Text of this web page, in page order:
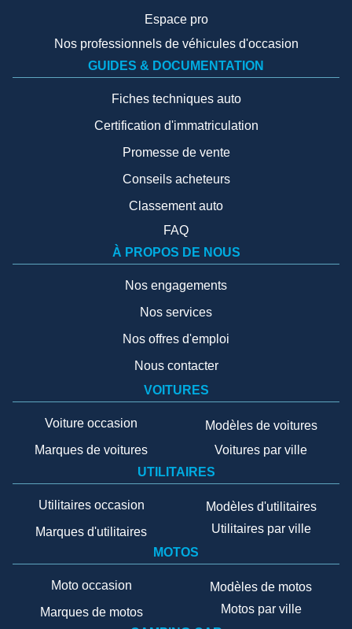
Espace pro
Nos professionnels de véhicules d'occasion
GUIDES & DOCUMENTATION
Fiches techniques auto
Certification d'immatriculation
Promesse de vente
Conseils acheteurs
Classement auto
FAQ
À PROPOS DE NOUS
Nos engagements
Nos services
Nos offres d'emploi
Nous contacter
VOITURES
Voiture occasion
Marques de voitures
Modèles de voitures
Voitures par ville
UTILITAIRES
Utilitaires occasion
Marques d'utilitaires
Modèles d'utilitaires
Utilitaires par ville
MOTOS
Moto occasion
Marques de motos
Modèles de motos
Motos par ville